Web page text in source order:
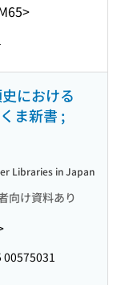
における
ま新書 ;
向け資料あり
Libraries in Japan
00575031